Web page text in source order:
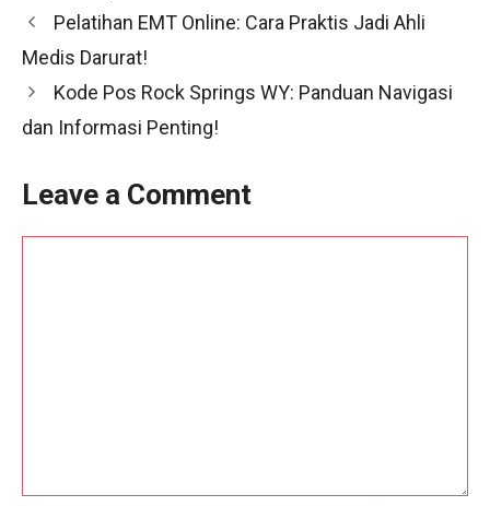
Pelatihan EMT Online: Cara Praktis Jadi Ahli
Medis Darurat!
Kode Pos Rock Springs WY: Panduan Navigasi
dan Informasi Penting!
Leave a Comment